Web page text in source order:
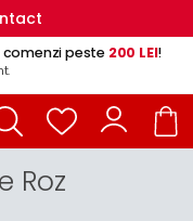
comenzi peste 200 LEI!
Roz